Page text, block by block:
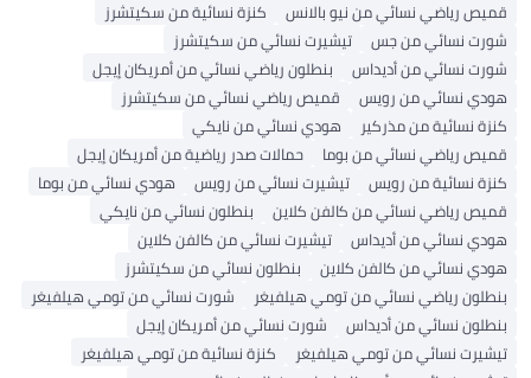
قميص رياضي نسائي من نيو بالانس
كنزة نسائية من سكيتشرز
شورت نسائي من جس
تيشيرت نسائي من سكيتشرز
شورت نسائي من أديداس
بنطلون رياضي نسائي من أمريكان إيجل
هودي نسائي من رويس
قميص رياضي نسائي من سكيتشرز
كنزة نسائية من مذركير
هودي نسائي من نايكي
قميص رياضي نسائي من بوما
حمالات صدر رياضية من أمريكان إيجل
كنزة نسائية من رويس
تيشيرت نسائي من رويس
هودي نسائي من بوما
قميص رياضي نسائي من كالفن كلاين
بنطلون نسائي من نايكي
هودي نسائي من أديداس
تيشيرت نسائي من كالفن كلاين
هودي نسائي من كالفن كلاين
بنطلون نسائي من سكيتشرز
بنطلون رياضي نسائي من تومي هيلفيغر
شورت نسائي من تومي هيلفيغر
بنطلون نسائي من أديداس
شورت نسائي من أمريكان إيجل
تيشيرت نسائي من تومي هيلفيغر
كنزة نسائية من تومي هيلفيغر